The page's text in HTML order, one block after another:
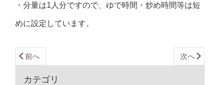
・分量は1人分ですので、ゆで時間・炒め時間等は短
めに設定しています。
前へ 次へ
カテゴリ